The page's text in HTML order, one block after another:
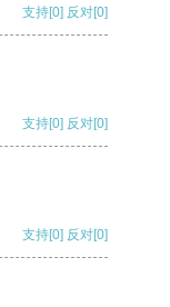
支持[0] 反对[0]
支持[0] 反对[0]
支持[0] 反对[0]